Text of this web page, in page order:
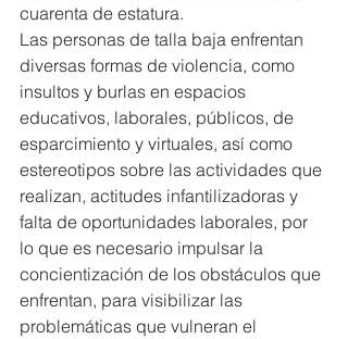
cuarenta de estatura.
Las personas de talla baja enfrentan
diversas formas de violencia, como
insultos y burlas en espacios
educativos, laborales, públicos, de
esparcimiento y virtuales, así como
estereotipos sobre las actividades que
realizan, actitudes infantilizadoras y
falta de oportunidades laborales, por
lo que es necesario impulsar la
concientización de los obstáculos que
enfrentan, para visibilizar las
problemáticas que vulneran el